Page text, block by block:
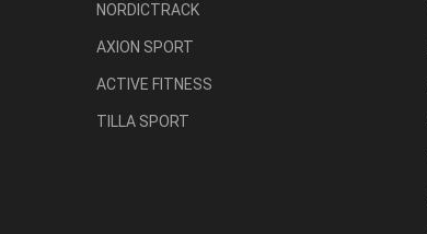
NORDICTRACK
AXION SPORT
ACTIVE FITNESS
TILLA SPORT